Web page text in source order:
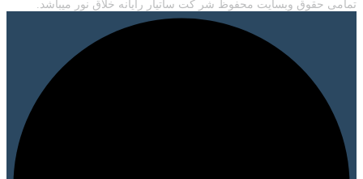
تمامی حقوق وبسایت محفوظ شر کت ساتیار رایانه خلاق نور میباشد.